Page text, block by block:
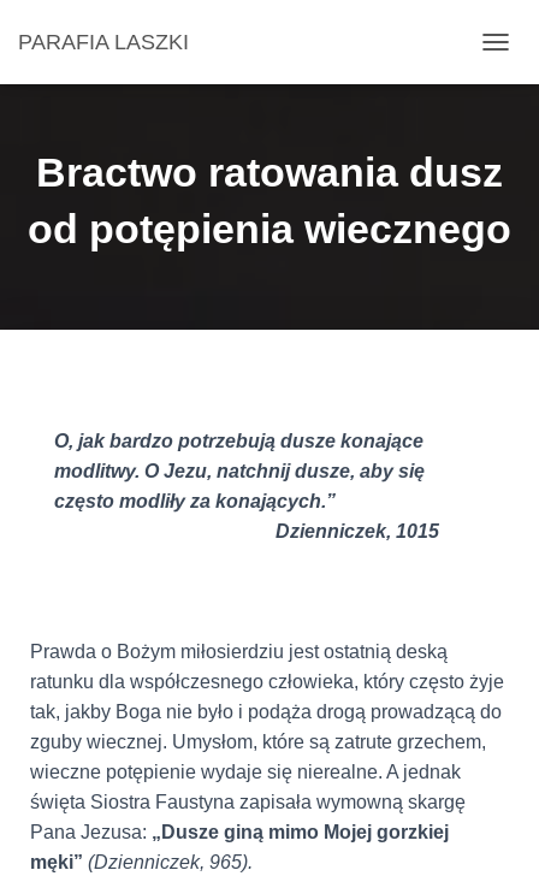
PARAFIA LASZKI
R
Ą
Z
N
G
Bractwo ratowania dusz
od potępienia wiecznego
O, jak bardzo potrzebują dusze konające
modlitwy. O Jezu, natchnij dusze, aby się
często modliły za konających.”
Dzienniczek, 1015
Prawda o Bożym miłosierdziu jest ostatnią deską
ratunku dla współczesnego człowieka, który często żyje
tak, jakby Boga nie było i podąża drogą prowadzącą do
zguby wiecznej. Umysłom, które są zatrute grzechem,
wieczne potępienie wydaje się nierealne. A jednak
święta Siostra Faustyna zapisała wymowną skargę
Pana Jezusa: „Dusze giną mimo Mojej gorzkiej
męki” (Dzienniczek, 965).